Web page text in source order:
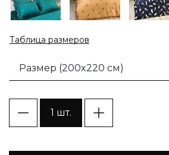
Таблица размеров
Размер (200x220 см)
1 шт.